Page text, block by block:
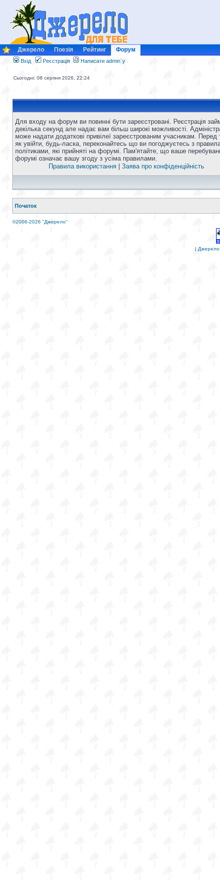
Джерело Поезія Рейтинг Форум
Вхід Реєстрація Написати admin`у
Сьогодні: 08 серпня 2026, 22:24
Для входу на форум ви повинні бути зареєстровані. Реєстрація
декілька секунд але надає вам більш широкі можливості.
може надати додаткові привілеї зареєстрованим учасникам. Перед
як увійти, будь-ласка, переконайтесь що ви погоджуєтесь з
політиками, які прийняті на форумі. Пам'ятайте, що ваше
форумі означає вашу згоду з усіма правилами.
Правила використання
Заява про конфіденційність
Початок
©2006-2026 "Джерело"
| Джерело